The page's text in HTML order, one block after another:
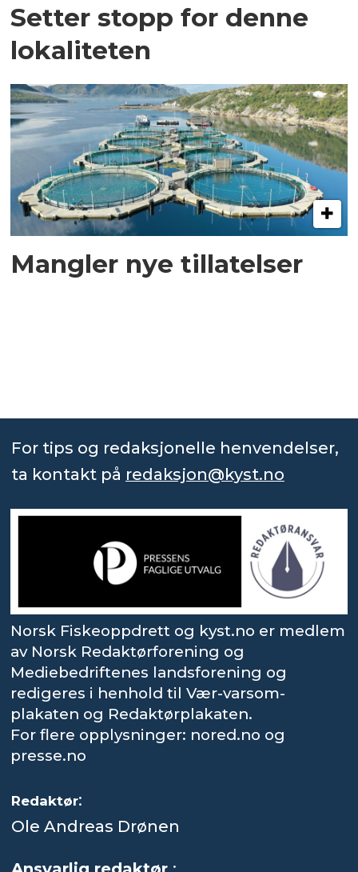
Setter stopp for denne
lokaliteten
Mangler nye tillatelser
For tips og redaksjonelle henvendelser,
ta kontakt på redaksjon@kyst.no
Norsk Fiskeoppdrett og kyst.no er medlem
av Norsk Redaktørforening og
Mediebedriftenes landsforening og
redigeres i henhold til Vær-varsom-
plakaten og Redaktørplakaten.
For flere opplysninger: nored.no og
presse.no
Redaktør:
Ole Andreas Drønen